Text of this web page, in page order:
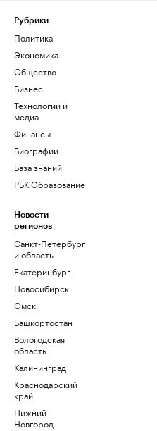
Рубрики
Политика
Экономика
Общество
Бизнес
Технологии и
медиа
Финансы
Биографии
База знаний
РБК Образование
Новости
регионов
Санкт-Петербург
и область
Екатеринбург
Новосибирск
Омск
Башкортостан
Вологодская
область
Калининград
Краснодарский
край
Нижний
Новгород